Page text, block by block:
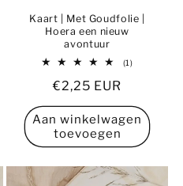
Kaart | Met Goudfolie |
Hoera een nieuw
avontuur
(1)1
Normale
prijs
€2,25 EUR
Aan winkelwagen
toevoegen